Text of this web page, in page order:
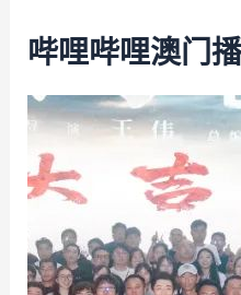
哔哩哔哩澳门